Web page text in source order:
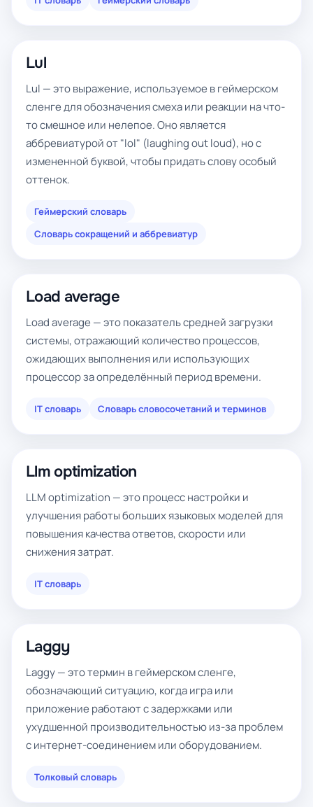
Lul
Lul — это выражение, используемое в геймерском
сленге для обозначения смеха или реакции на что-
то смешное или нелепое. Оно является
аббревиатурой от "lol" (laughing out loud), но с
измененной буквой, чтобы придать слову особый
оттенок.
Геймерский словарь
Словарь сокращений и аббревиатур
Load average
Load average — это показатель средней загрузки
системы, отражающий количество процессов,
ожидающих выполнения или использующих
процессор за определённый период времени.
IT словарь Словарь словосочетаний и терминов
Llm optimization
LLM optimization — это процесс настройки и
улучшения работы больших языковых моделей для
повышения качества ответов, скорости или
снижения затрат.
IT словарь
Laggy
Laggy — это термин в геймерском сленге,
обозначающий ситуацию, когда игра или
приложение работают с задержками или
ухудшенной производительностью из-за проблем
с интернет-соединением или оборудованием.
Толковый словарь